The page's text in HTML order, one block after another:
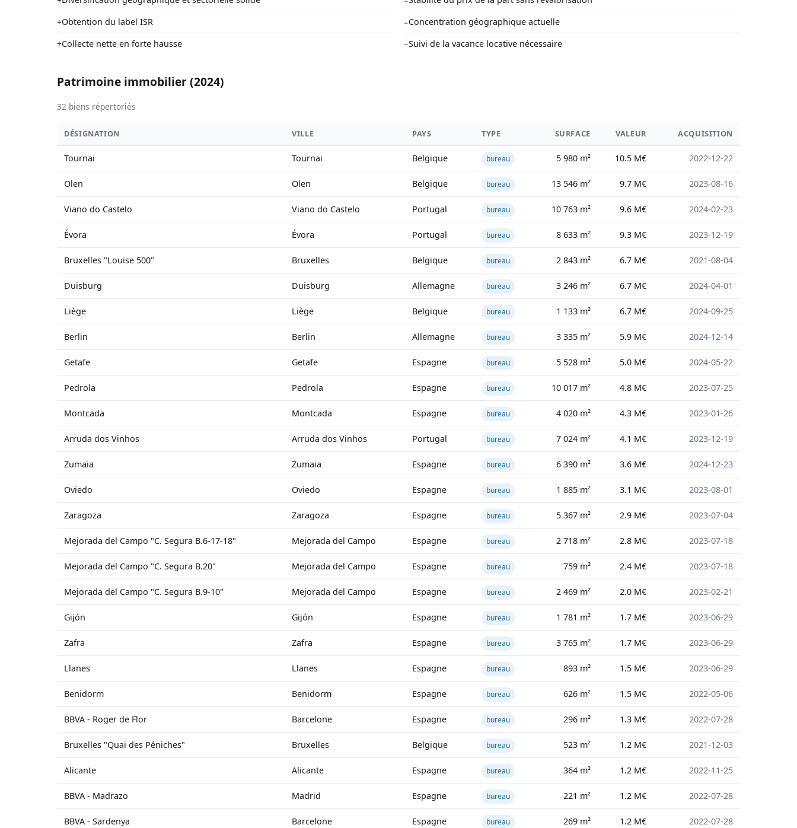
+Obtention du label ISR
+Collecte nette en forte hausse
−Concentration géographique actuelle
−Suivi de la vacance locative nécessaire
Patrimoine immobilier (2024)
32 biens répertoriés
DÉSIGNATION VILLE PAYS TYPE SURFACE VALEUR ACQUISITION
Tournai Tournai Belgique bureau 5 980 m² 10.5 M€ 2022-12-22
Olen Olen Belgique bureau 13 546 m² 9.7 M€ 2023-08-16
Viano do Castelo Viano do Castelo Portugal bureau 10 763 m² 9.6 M€ 2024-02-23
Évora Évora Portugal bureau 8 633 m² 9.3 M€ 2023-12-19
Bruxelles "Louise 500" Bruxelles Belgique bureau 2 843 m² 6.7 M€ 2021-08-04
Duisburg Duisburg Allemagne bureau 3 246 m² 6.7 M€ 2024-04-01
Liège Liège Belgique bureau 1 133 m² 6.7 M€ 2024-09-25
Berlin Berlin Allemagne bureau 3 335 m² 5.9 M€ 2024-12-14
Getafe Getafe Espagne bureau 5 528 m² 5.0 M€ 2024-05-22
Pedrola Pedrola Espagne bureau 10 017 m² 4.8 M€ 2023-07-25
Montcada Montcada Espagne bureau 4 020 m² 4.3 M€ 2023-01-26
Arruda dos Vinhos Arruda dos Vinhos Portugal bureau 7 024 m² 4.1 M€ 2023-12-19
Zumaia Zumaia Espagne bureau 6 390 m² 3.6 M€ 2024-12-23
Oviedo Oviedo Espagne bureau 1 885 m² 3.1 M€ 2023-08-01
Zaragoza Zaragoza Espagne bureau 5 367 m² 2.9 M€ 2023-07-04
Mejorada del Campo "C. Segura B.6-17-18" Mejorada del Campo Espagne bureau 2 718 m² 2.8 M€ 2023-07-18
Mejorada del Campo "C. Segura B.20" Mejorada del Campo Espagne bureau 759 m² 2.4 M€ 2023-07-18
Mejorada del Campo "C. Segura B.9-10" Mejorada del Campo Espagne bureau 2 469 m² 2.0 M€ 2023-02-21
Gijón Gijón Espagne bureau 1 781 m² 1.7 M€ 2023-06-29
Zafra Zafra Espagne bureau 3 765 m² 1.7 M€ 2023-06-29
Llanes Llanes Espagne bureau 893 m² 1.5 M€ 2023-06-29
Benidorm Benidorm Espagne bureau 626 m² 1.5 M€ 2022-05-06
BBVA - Roger de Flor Barcelone Espagne bureau 296 m² 1.3 M€ 2022-07-28
Bruxelles "Quai des Péniches" Bruxelles Belgique bureau 523 m² 1.2 M€ 2021-12-03
Alicante Alicante Espagne bureau 364 m² 1.2 M€ 2022-11-25
BBVA - Madrazo Madrid Espagne bureau 221 m² 1.2 M€ 2022-07-28
BBVA - Sardenya Barcelone Espagne bureau 269 m² 1.2 M€ 2022-07-28